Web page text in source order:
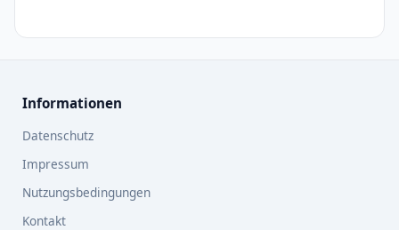
Informationen
Datenschutz
Impressum
Nutzungsbedingungen
Kontakt